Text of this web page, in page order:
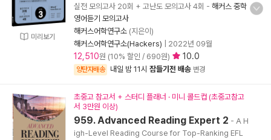
미리보기
실전 모의고사 20회 + 고난도 모의고사 4회 - 해커스 중학
영어듣기 모의고사
해커스어학연구소 (지은이)
해커스어학연구소(Hackers)
2022년 09월
12,510원 (10% 할인 / 690원) 10.0
양탄자배송 내일 밤 11시 잠들기전 배송 변경
초중고 참고서 + 스터디 플래너 · 미니 콜드컵 (초중고참고
서 3만원 이상)
959. Advanced Reading Expert 2 - A H
igh-Level Reading Course for Top-Ranking EFL